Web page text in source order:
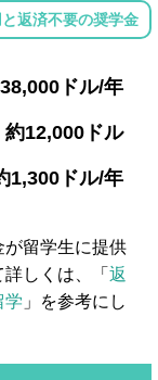
と返済不要の奨学金
ドル/年
約12,000ドル
1,300ドル/年
留学生に提供
詳しくは、「返
学 」を参考にし